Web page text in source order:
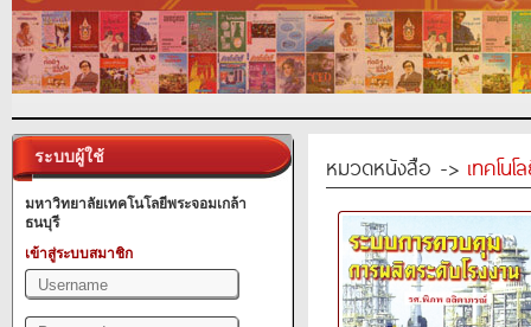
ระบบผู้ใช้
มหาวิทยาลัยเทคโนโลยีพระจอมเกล้า
ธนบุรี
เข้าสู่ระบบสมาชิก
หมวดหนังสือ -> เทคโน